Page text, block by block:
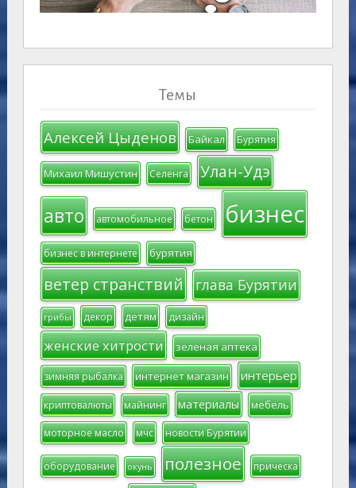
Темы
Алексей Цыденов Байкал Бурятия
Михаил Мишустин Селенга Улан-Удэ
авто автомобильное бетон бизнес
бизнес в интернете бурятия
ветер странствий глава Бурятии
грибы декор детям дизайн
женские хитрости зеленая аптека
зимняя рыбалка интернет магазин интерьер
криптовалюты майнинг материалы мебель
моторное масло мчс новости Бурятии
оборудование окунь полезное прическа